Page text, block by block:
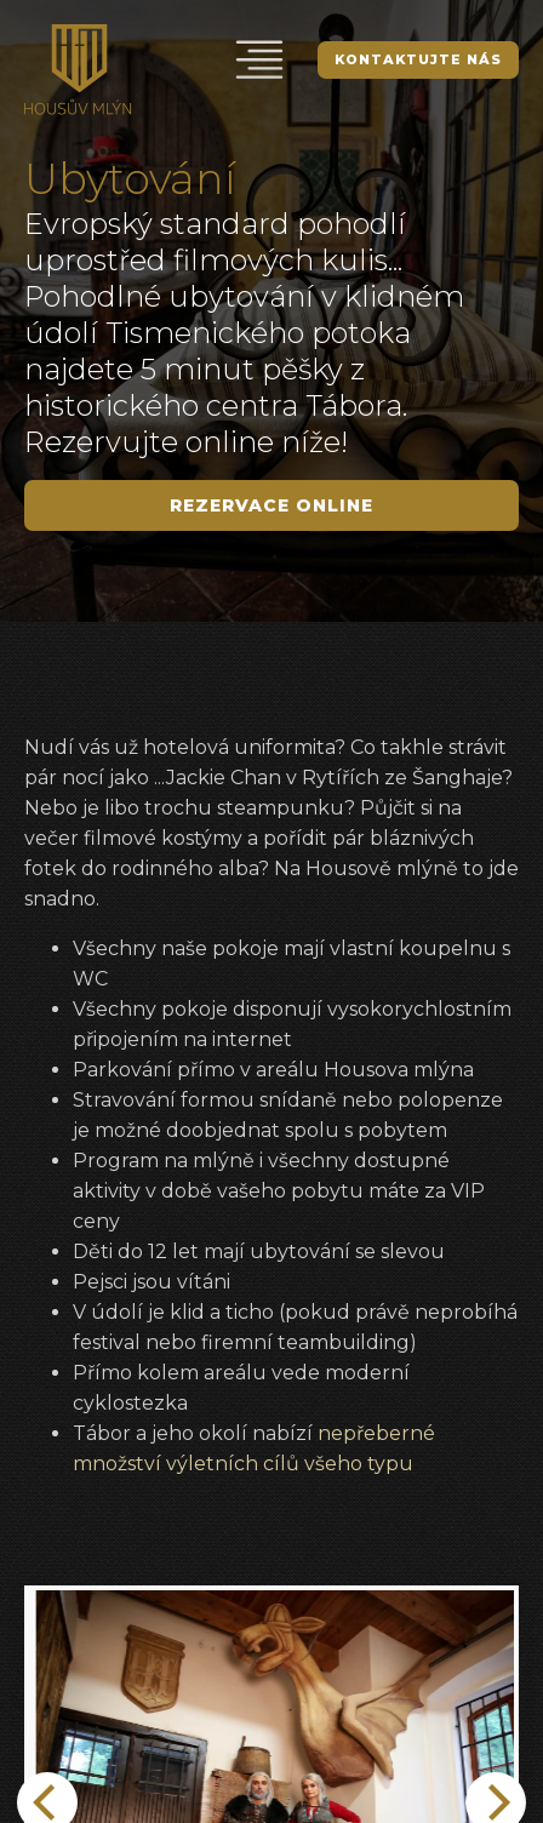
KONTAKTUJTE NÁS
Ubytování
Evropský standard pohodlí
uprostřed filmových kulis...
Pohodlné ubytování v klidném
údolí Tismenického potoka
najdete 5 minut pěšky z
historického centra Tábora.
Rezervujte online níže!
REZERVACE ONLINE
Nudí vás už hotelová uniformita? Co takhle strávit
pár nocí jako ...Jackie Chan v Rytířích ze Šanghaje?
Nebo je libo trochu steampunku? Půjčit si na
večer filmové kostýmy a pořídit pár bláznivých
fotek do rodinného alba? Na Housově mlýně to jde
snadno.
Všechny naše pokoje mají vlastní koupelnu s
WC
Všechny pokoje disponují vysokorychlostním
připojením na internet
Parkování přímo v areálu Housova mlýna
Stravování formou snídaně nebo polopenze
je možné doobjednat spolu s pobytem
Program na mlýně i všechny dostupné
aktivity v době vašeho pobytu máte za VIP
ceny
Děti do 12 let mají ubytování se slevou
Pejsci jsou vítáni
V údolí je klid a ticho (pokud právě neprobíhá
festival nebo firemní teambuilding)
Přímo kolem areálu vede moderní
cyklostezka
Tábor a jeho okolí nabízí nepřeberné
množství výletních cílů všeho typu